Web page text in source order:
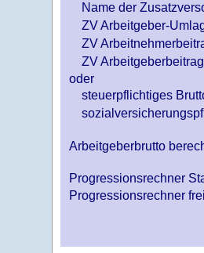
Name der
ZV Arbeitgeber-
ZV
ZV
oder
steuerpflichtiges
Arbeitgeberbrutto
Progressionsrechner
Progressionsrechner